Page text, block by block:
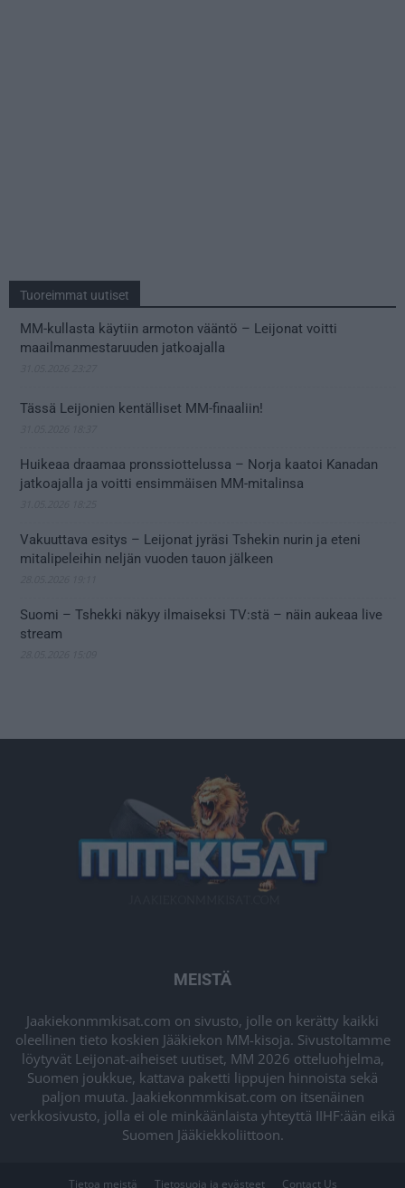
Tuoreimmat uutiset
MM-kullasta käytiin armoton vääntö – Leijonat voitti
maailmanmestaruuden jatkoajalla
Tässä Leijonien kentälliset MM-finaaliin!
Huikeaa draamaa pronssiottelussa – Norja kaatoi Kanadan
jatkoajalla ja voitti ensimmäisen MM-mitalinsa
Vakuuttava esitys – Leijonat jyräsi Tshekin nurin ja eteni
mitalipeleihin neljän vuoden tauon jälkeen
Suomi – Tshekki näkyy ilmaiseksi TV:stä – näin aukeaa live
stream
MEISTÄ
Jaakiekonmmkisat.com on sivusto, jolle on kerätty kaikki
oleellinen tieto koskien Jääkiekon MM-kisoja. Sivustoltamme
löytyvät Leijonat-aiheiset uutiset, MM 2026 otteluohjelma,
Suomen joukkue, kattava paketti lippujen hinnoista sekä
paljon muuta. Jaakiekonmmkisat.com on itsenäinen
verkkosivusto, jolla ei ole minkäänlaista yhteyttä IIHF:ään eikä
Suomen Jääkiekkoliittoon.
Tietoa meistä Tietosuoja ja evästeet Contact Us